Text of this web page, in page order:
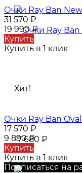
Очки Ray Ban
31 570 ₽
19 990₽
Купить
Купить в 1 клик
Хит!
-7 680 ₽
Очки Ray Ban
17 570 ₽
9 890₽
Купить
Купить в 1 клик
Подписаться на